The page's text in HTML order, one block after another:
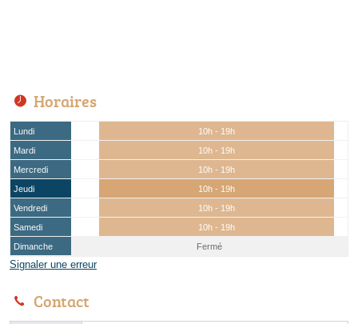
Horaires
Lundi
10h - 19h
Mardi
10h - 19h
Mercredi
10h - 19h
Jeudi
10h - 19h
Vendredi
10h - 19h
Samedi
10h - 19h
Dimanche
Fermé
Signaler une erreur
Contact